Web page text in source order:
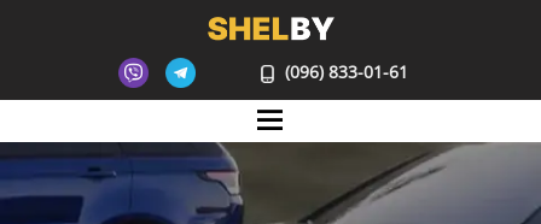
(096) 833-01-61
Mane